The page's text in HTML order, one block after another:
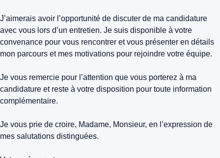
J’aimerais avoir l’opportunité de discuter de ma candidature
avec vous lors d’un entretien. Je suis disponible à votre
convenance pour vous rencontrer et vous présenter en détails
mon parcours et mes motivations pour rejoindre votre équipe.
Je vous remercie pour l’attention que vous porterez à ma
candidature et reste à votre disposition pour toute information
complémentaire.
Je vous prie de croire, Madame, Monsieur, en l’expression de
mes salutations distinguées.